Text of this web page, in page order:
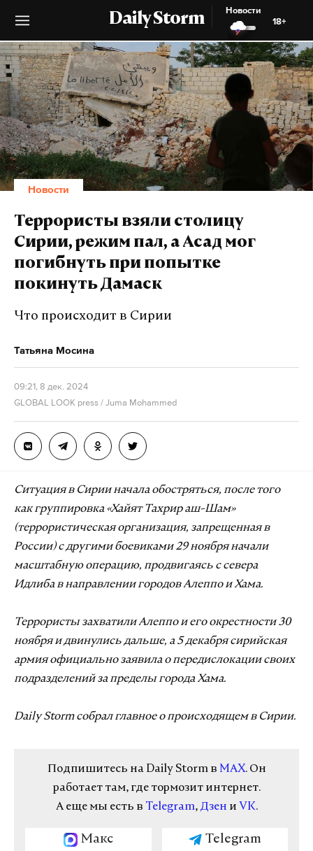
Daily Storm
Новости
18+
Новости
Террористы взяли столицу
Сирии, режим пал, а Асад мог
погибнуть при попытке
покинуть Дамаск
Что происходит в Сирии
Татьяна Мосина
09:21, 8 дек. 2024
GLOBAL LOOK press / Juma Mohammed
Ситуация в Сирии начала обостряться, после того
как группировка «Хайят Тахрир аш-Шам»
(террористическая организация, запрещенная в
России) с другими боевиками 29 ноября начали
масштабную операцию, продвигаясь с севера
Идлиба в направлении городов Алеппо и Хама.
Террористы захватили Алеппо и его окрестности 30
ноября и двинулись дальше, а 5 декабря сирийская
армия официально заявила о передислокации своих
подразделений за пределы города Хама.
Daily Storm собрал главное о происходящем в Сирии.
Подпишитесь на Daily Storm в MAX. Он
работает там, где тормозит интернет.
А еще мы есть в Telegram, Дзен и VK.
Макс Telegram